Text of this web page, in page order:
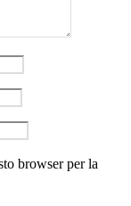
browser per la